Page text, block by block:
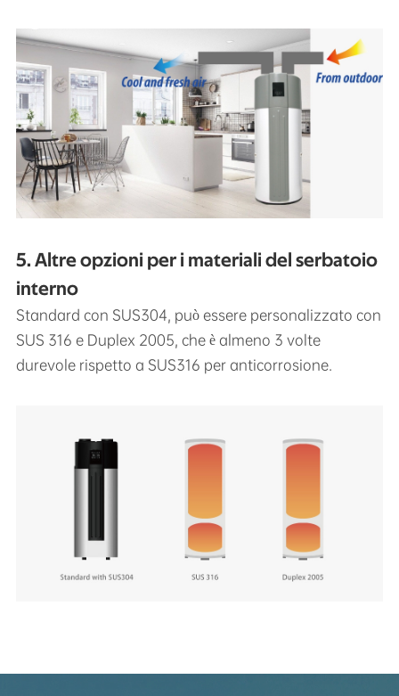
5. Altre opzioni per i materiali del serbatoio
interno
Standard con SUS304, può essere personalizzato con
SUS 316 e Duplex 2005, che è almeno 3 volte
durevole rispetto a SUS316 per anticorrosione.